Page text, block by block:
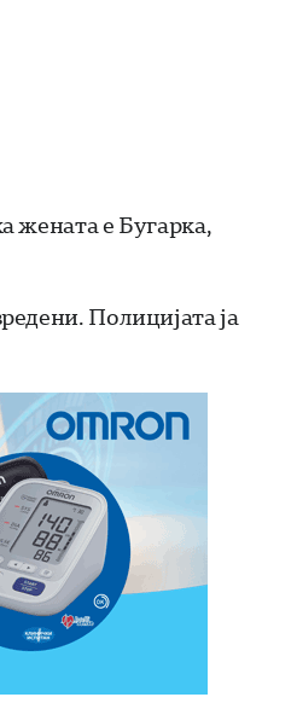
жената е Бугарка,
Полицијата ја